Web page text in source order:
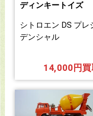
ディンキートイズ
シトロエン DS プレ
デンシャル
14,000円買